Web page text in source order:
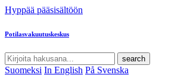
Hyppää pääsisältöön
Potilasvakuutuskeskus
search
Suomeksi In English På Svenska